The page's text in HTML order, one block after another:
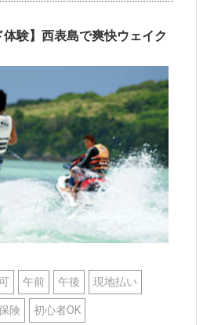
体験】西表島で爽快ウェイク
午前 午後 現地払い
険 初心者OK